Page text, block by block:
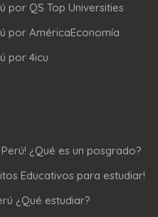
por QS Top Universities
por AméricaEconomía
por 4icu
¿Qué es un posgrado?
Educativos para estudiar!
¿Qué estudiar?